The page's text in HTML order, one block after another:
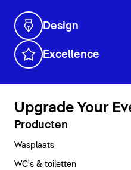
Design
Excellence
Upgrade Your
Producten
Wasplaats
WC's & toiletten